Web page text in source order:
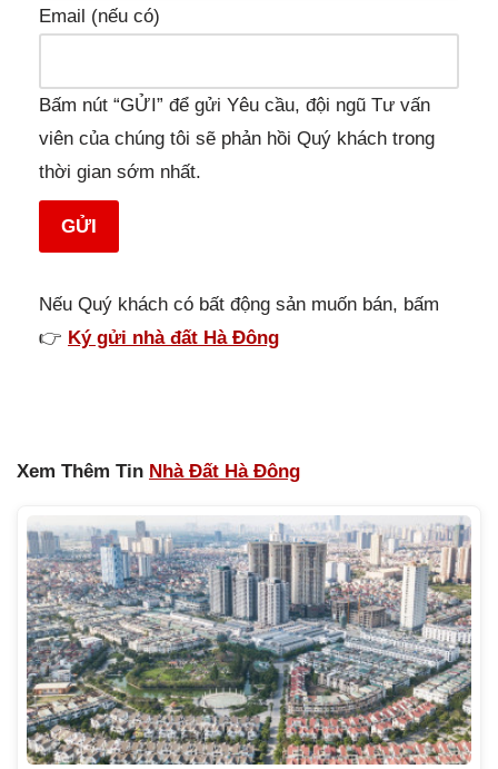
Email (nếu có)
Bấm nút “GỬI” để gửi Yêu cầu, đội ngũ Tư vấn
viên của chúng tôi sẽ phản hồi Quý khách trong
thời gian sớm nhất.
GỬI
Nếu Quý khách có bất động sản muốn bán, bấm
👉 Ký gửi nhà đất Hà Đông
Xem Thêm Tin Nhà Đất Hà Đông